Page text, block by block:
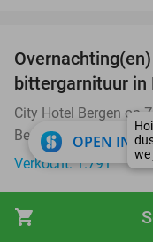
shopping_cart
bittergarnituur in
City Hotel Bergen op
Bergen op Zoom
Verkocht: 1.791
OPEN IN